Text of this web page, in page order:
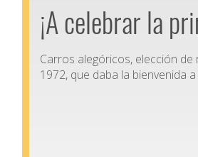
¡A celebrar la
Carros alegóricos, elección
1972, que daba la bienvenida